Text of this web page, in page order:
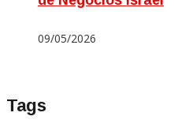
09/05/2026
Tags